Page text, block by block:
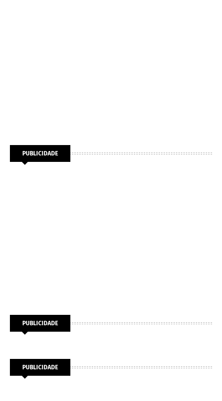
PUBLICIDADE
PUBLICIDADE
PUBLICIDADE